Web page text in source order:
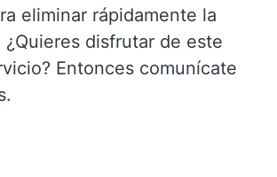
eliminar rápidamente la
disfrutar de este
Entonces comunícate